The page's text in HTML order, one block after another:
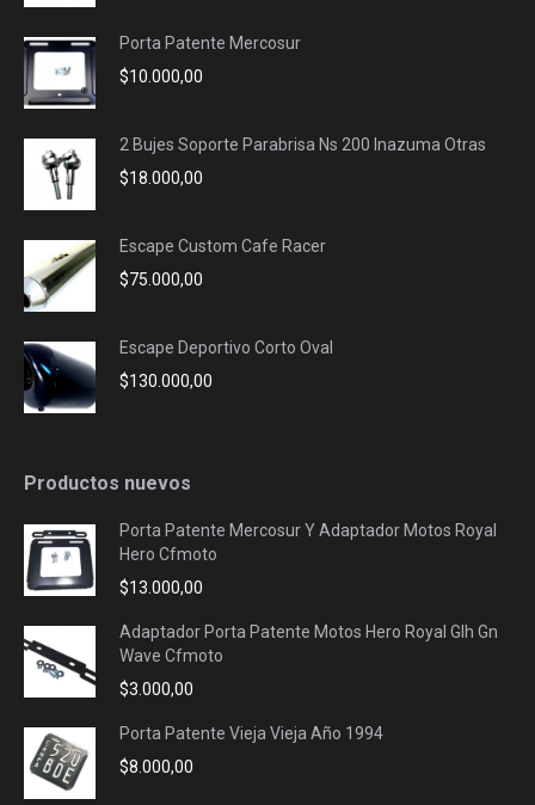
Porta Patente Mercosur
$10.000,00
2 Bujes Soporte Parabrisa Ns 200 Inazuma Otras
$18.000,00
Escape Custom Cafe Racer
$75.000,00
Escape Deportivo Corto Oval
$130.000,00
Productos nuevos
Porta Patente Mercosur Y Adaptador Motos Royal
Hero Cfmoto
$13.000,00
Adaptador Porta Patente Motos Hero Royal Glh Gn
Wave Cfmoto
$3.000,00
Porta Patente Vieja Vieja Año 1994
$8.000,00